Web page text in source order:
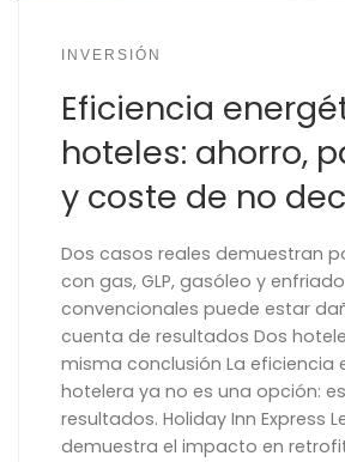
INVERSIÓN
Eficiencia
hoteles: ahorro,
y coste de no
Dos casos reales demuestran
con gas, GLP, gasóleo y
convencionales puede estar
cuenta de resultados Dos
misma conclusión La eficiencia
hotelera ya no es una opción:
resultados. Holiday Inn Express
demuestra el impacto en